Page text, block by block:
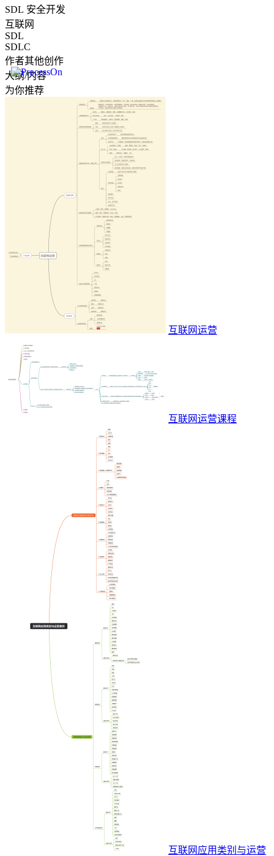
SDL 安全开发
互联网
SDL
SDLC
作者其他创作
大纲/内容
为你推荐
互联网运营
互联网运营课程
互联网应用类别与运营